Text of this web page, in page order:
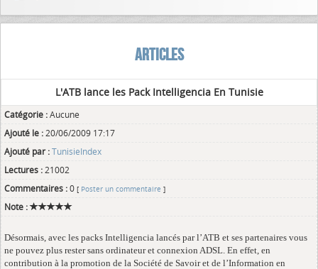
ARTICLES
L'ATB lance les Pack Intelligencia En Tunisie
Catégorie :Aucune
Ajouté le : 20/06/2009 17:17
Ajouté par :TunisieIndex
Lectures : 21002
Commentaires :0 [ Poster un commentaire ]
Note :
Désormais, avec les packs Intelligencia lancés par l’ATB et ses partenaires vous
ne pouvez plus rester sans ordinateur et connexion ADSL. En effet, en
contribution à la promotion de la Société de Savoir et de l’Information en